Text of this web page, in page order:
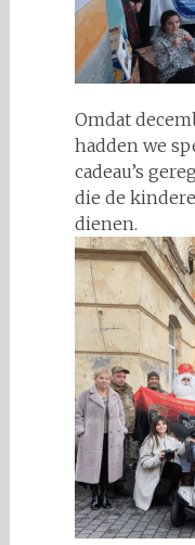
Omdat
hadden we
cadeau’s
die de
dienen.